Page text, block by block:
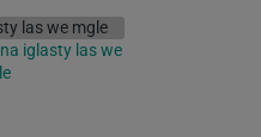
iglasty las we